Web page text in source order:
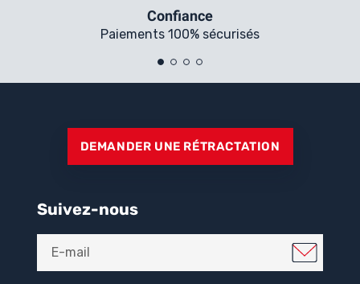
Confiance
Paiements 100% sécurisés
DEMANDER UNE RÉTRACTATION
Suivez-nous